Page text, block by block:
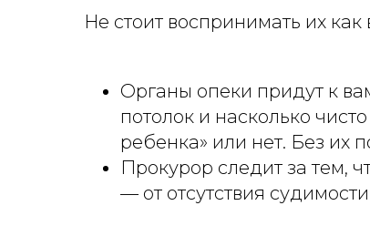
Не стоит воспринимать их
Органы опеки придут к
потолок и насколько
ребенка» или нет. Без их
Прокурор следит за тем,
— от отсутствия